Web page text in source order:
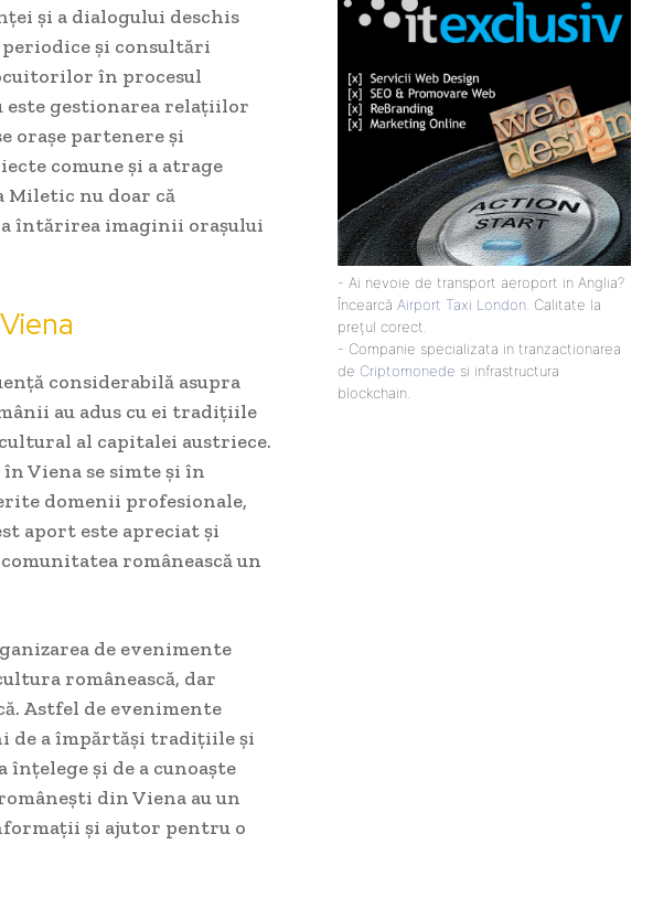
și a dialogului deschis
și consultări
în procesul
este gestionarea relațiilor
orașe partenere și
comune și a atrage
nu doar că
întărirea imaginii orașului
considerabilă asupra
au adus cu ei tradițiile
al capitalei austriece.
Viena se simte și în
domenii profesionale,
aport este apreciat și
românească un
de evenimente
românească, dar
Astfel de evenimente
de a împărtăși tradițiile și
și de a cunoaște
din Viena au un
și ajutor pentru o
- Ai nevoie de transport aeroport in Anglia?
Încearcă Airport Taxi London . Calitate la
prețul corect.
- Companie specializata in tranzactionarea
de Criptomonede si infrastructura
blockchain.